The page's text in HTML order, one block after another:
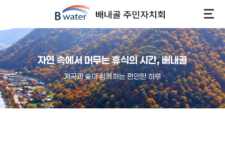
자연 속에서 머무는 휴식의 시간, 배내골
계곡과 숲이 함께하는 편안한 하루